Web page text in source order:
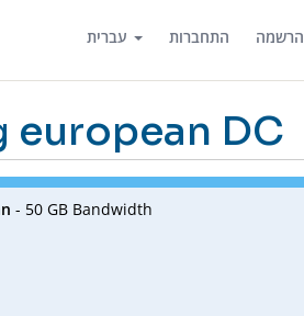
התחברות הרשמה
european DC
- 50 GB Bandwidth